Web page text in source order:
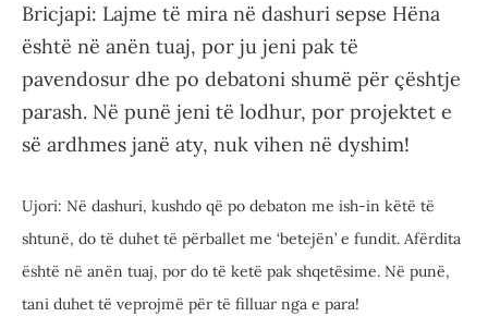
Bricjapi: Lajme të mira në dashuri sepse Hëna
është në anën tuaj, por ju jeni pak të
pavendosur dhe po debatoni shumë për çështje
parash. Në punë jeni të lodhur, por projektet e
së ardhmes janë aty, nuk vihen në dyshim!
Ujori: Në dashuri, kushdo që po debaton me ish-in këtë të
shtunë, do të duhet të përballet me ‘betejën’ e fundit. Afërdita
është në anën tuaj, por do të ketë pak shqetësime. Në punë,
tani duhet të veprojmë për të filluar nga e para!